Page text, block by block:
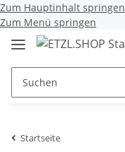
Zum Hauptinhalt springen
Zum Menü springen
Startseite